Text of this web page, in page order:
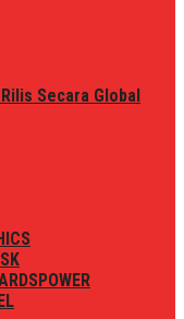
Secara Global
POWER